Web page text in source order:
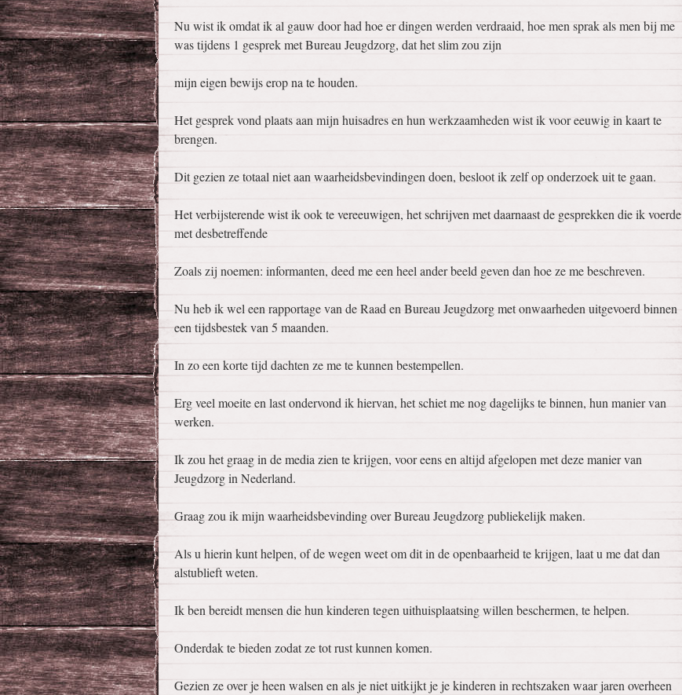
Nu wist ik omdat ik al gauw door had hoe er dingen werden verdraaid, hoe men sprak als men bij me
was tijdens 1 gesprek met Bureau Jeugdzorg, dat het slim zou zijn
mijn eigen bewijs erop na te houden.
Het gesprek vond plaats aan mijn huisadres en hun werkzaamheden wist ik voor eeuwig in kaart te
brengen.
Dit gezien ze totaal niet aan waarheidsbevindingen doen, besloot ik zelf op onderzoek uit te gaan.
Het verbijsterende wist ik ook te vereeuwigen, het schrijven met daarnaast de gesprekken die ik voerde
met desbetreffende
Zoals zij noemen: informanten, deed me een heel ander beeld geven dan hoe ze me beschreven.
Nu heb ik wel een rapportage van de Raad en Bureau Jeugdzorg met onwaarheden uitgevoerd binnen
een tijdsbestek van 5 maanden.
In zo een korte tijd dachten ze me te kunnen bestempellen.
Erg veel moeite en last ondervond ik hiervan, het schiet me nog dagelijks te binnen, hun manier van
werken.
Ik zou het graag in de media zien te krijgen, voor eens en altijd afgelopen met deze manier van
Jeugdzorg in Nederland.
Graag zou ik mijn waarheidsbevinding over Bureau Jeugdzorg publiekelijk maken.
Als u hierin kunt helpen, of de wegen weet om dit in de openbaarheid te krijgen, laat u me dat dan
alstublieft weten.
Ik ben bereidt mensen die hun kinderen tegen uithuisplaatsing willen beschermen, te helpen.
Onderdak te bieden zodat ze tot rust kunnen komen.
Gezien ze over je heen walsen en als je niet uitkijkt je je kinderen in rechtszaken waar jaren overheen